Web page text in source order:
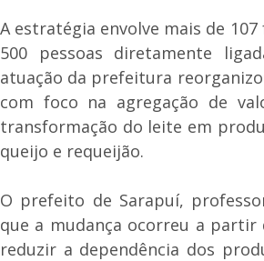
A estratégia envolve mais de
500 pessoas diretamente
atuação da prefeitura
com foco na agregação de
transformação do leite em
queijo e requeijão.
O prefeito de Sarapuí,
que a mudança ocorreu a partir
reduzir a dependência dos